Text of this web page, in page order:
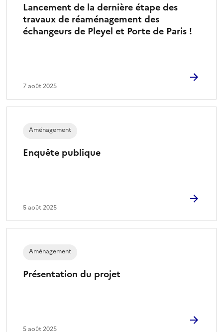
Lancement de la dernière étape des
travaux de réaménagement des
échangeurs de Pleyel et Porte de Paris !
7 août 2025
Enquête publique
Aménagement
5 août 2025
Présentation du projet
Aménagement
5 août 2025